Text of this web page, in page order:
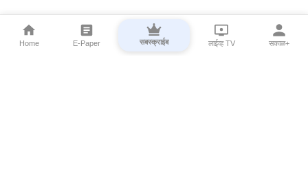
Home E-Paper सबस्क्राईब लाईव्ह TV सकाळ+